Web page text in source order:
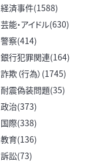
経済事件(1588)
芸能・アイドル(630)
警察(414)
銀行犯罪関連(164)
詐欺（行為）(1745)
耐震偽装問題(35)
政治(373)
国際(338)
教育(136)
訴訟(73)